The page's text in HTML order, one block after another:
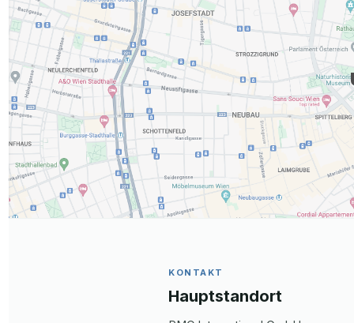
KONTAKT
Hauptstandort